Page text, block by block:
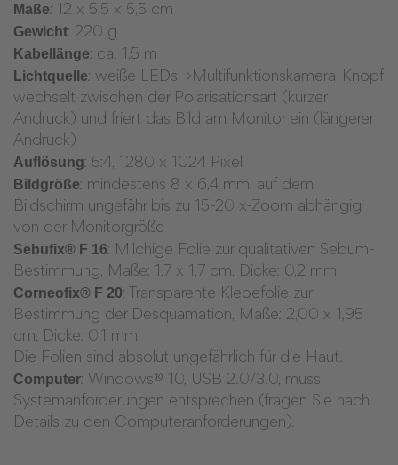
Maße: 12 x 5,5 x 5,5 cm
Gewicht: 220 g
Kabellänge: ca. 1,5 m
Lichtquelle: weiße LEDs →Multifunktionskamera-Knopf
wechselt zwischen der Polarisationsart (kurzer
Andruck) und friert das Bild am Monitor ein (längerer
Andruck)
Auflösung: 5:4, 1280 x 1024 Pixel
Bildgröße: mindestens 8 x 6,4 mm, auf dem
Bildschirm ungefähr bis zu 15-20 x-Zoom abhängig
von der Monitorgröße
Sebufix® F 16: Milchige Folie zur qualitativen Sebum-
Bestimmung, Maße: 1,7 x 1,7 cm, Dicke: 0,2 mm
Corneofix® F 20: Transparente Klebefolie zur
Bestimmung der Desquamation, Maße: 2,00 x 1,95
cm, Dicke: 0,1 mm
Die Folien sind absolut ungefährlich für die Haut.
Computer: Windows® 10, USB 2.0/3.0, muss
Systemanforderungen entsprechen (fragen Sie nach
Details zu den Computeranforderungen).